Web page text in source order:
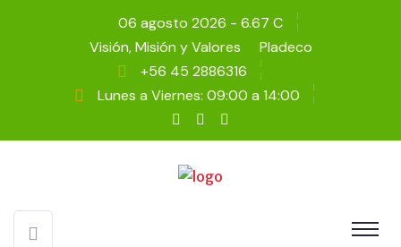
06 agosto 2026 - 6.67 C
Visión, Misión y Valores
Pladeco
+56 45 2886316
Lunes a Viernes: 09:00 a 14:00